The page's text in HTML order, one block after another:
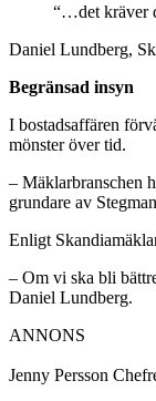
“…det kräver
Daniel Lundberg,
Begränsad insyn
I bostadsaffären
mönster över tid.
– Mäklarbranschen
grundare av
Enligt
– Om vi ska bli
Daniel Lundberg.
ANNONS
Jenny Persson